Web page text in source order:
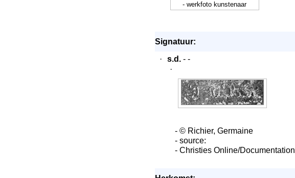
- werkfoto kunstenaar
Signatuur:
·
s.d.- -
·
- © Richier, Germaine
- source:
- Christies Online/Documentation